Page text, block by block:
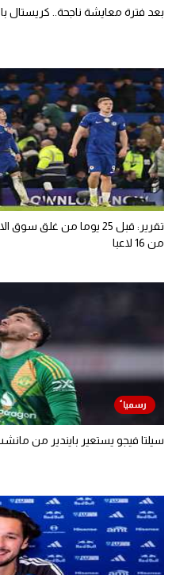
بعد فترة معايشة ناجحة.. كريستال
تقرير: قبل 25 يوما من
من 16 لاعبا
سيلتا فيجو يستعير بايندير من